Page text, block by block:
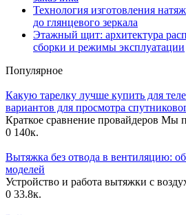
Технология изготовления
до глянцевого зеркала
Этажный щит: архитектура
сборки и режимы эксплуатации
Популярное
Какую тарелку лучше купить для
вариантов для просмотра
Краткое сравнение провайдеров Мы
0 140к.
Вытяжка без отвода в вентиляцию:
моделей
Устройство и работа вытяжки с
0 33.8к.